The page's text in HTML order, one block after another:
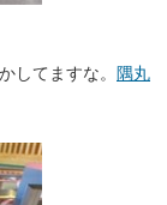
してますな。
隅丸